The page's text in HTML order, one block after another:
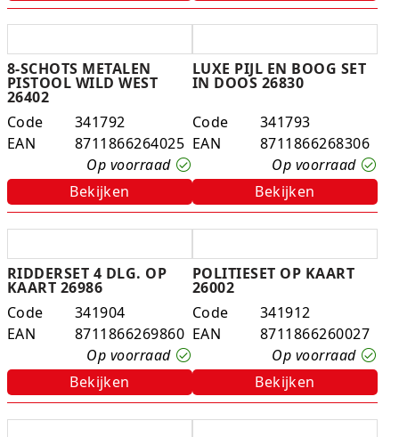
8-SCHOTS METALEN
PISTOOL WILD WEST
26402
Code
341792
EAN
8711866264025
Op voorraad
Bekijken
LUXE PIJL EN BOOG SET
IN DOOS 26830
Code
341793
EAN
8711866268306
Op voorraad
Bekijken
RIDDERSET 4 DLG. OP
KAART 26986
Code
341904
EAN
8711866269860
Op voorraad
Bekijken
POLITIESET OP KAART
26002
Code
341912
EAN
8711866260027
Op voorraad
Bekijken